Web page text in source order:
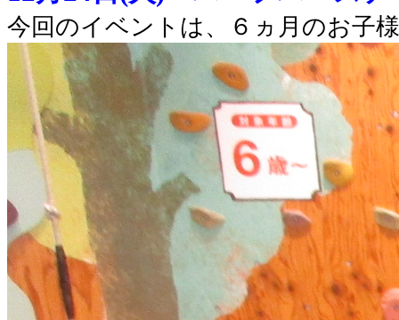
今回のイベントは、６ヵ月のお子